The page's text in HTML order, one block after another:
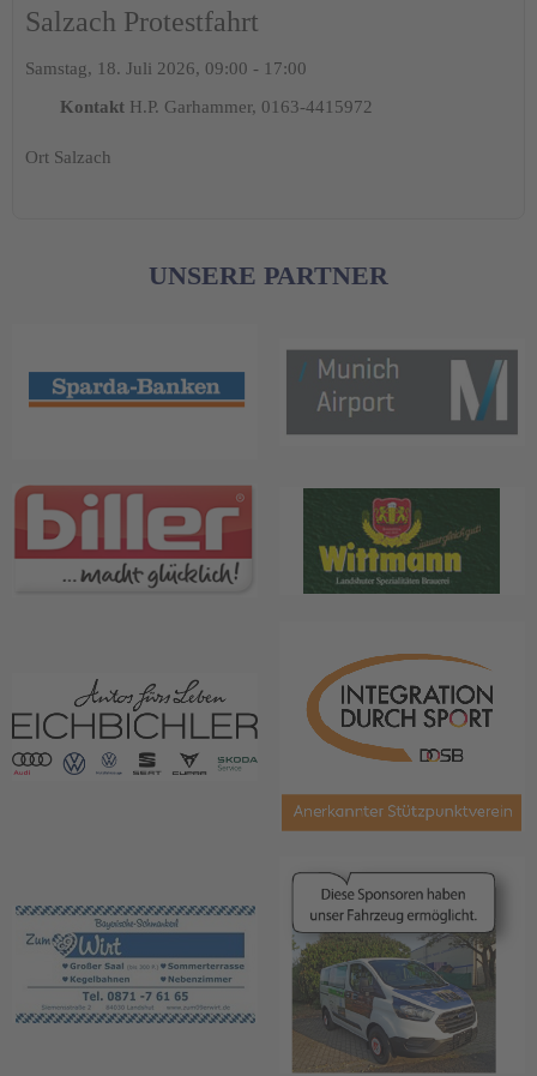
Salzach Protestfahrt
Samstag, 18. Juli 2026, 09:00 - 17:00
Kontakt H.P. Garhammer, 0163-4415972
Ort Salzach
UNSERE PARTNER